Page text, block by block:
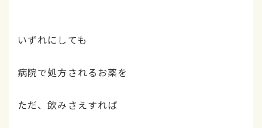
いずれにしても
病院で処方されるお薬を
ただ、飲みさえすれば